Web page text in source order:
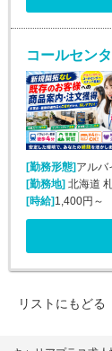
[勤務形態]アルバ
[勤務地]北海道
[時給]1,400円～
リストにもどる